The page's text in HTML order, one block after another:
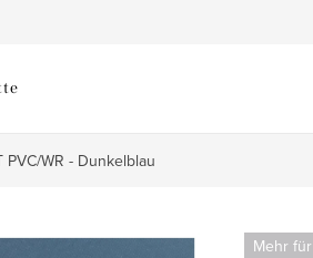
WR - Dunkelblau
Mehr